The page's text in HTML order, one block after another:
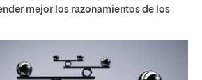
mejor los razonamientos de los